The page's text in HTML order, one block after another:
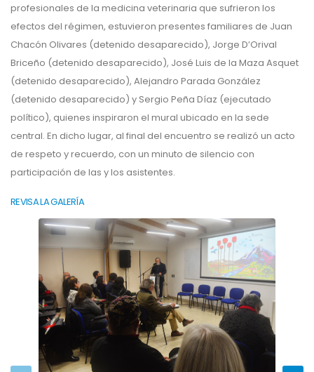
profesionales de la medicina veterinaria que sufrieron los
efectos del régimen, estuvieron presentes familiares de Juan
Chacón Olivares (detenido desaparecido), Jorge D’Orival
Briceño (detenido desaparecido), José Luis de la Maza Asquet
(detenido desaparecido), Alejandro Parada González
(detenido desaparecido) y Sergio Peña Díaz (ejecutado
político), quienes inspiraron el mural ubicado en la sede
central. En dicho lugar, al final del encuentro se realizó un acto
de respeto y recuerdo, con un minuto de silencio con
participación de las y los asistentes.
REVISA LA GALERÍA